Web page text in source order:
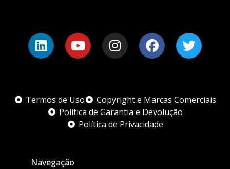
Termos de Uso
Copyright e Marcas Comerciais
Política de Garantia e Devolução
Política de Privacidade
Navegação